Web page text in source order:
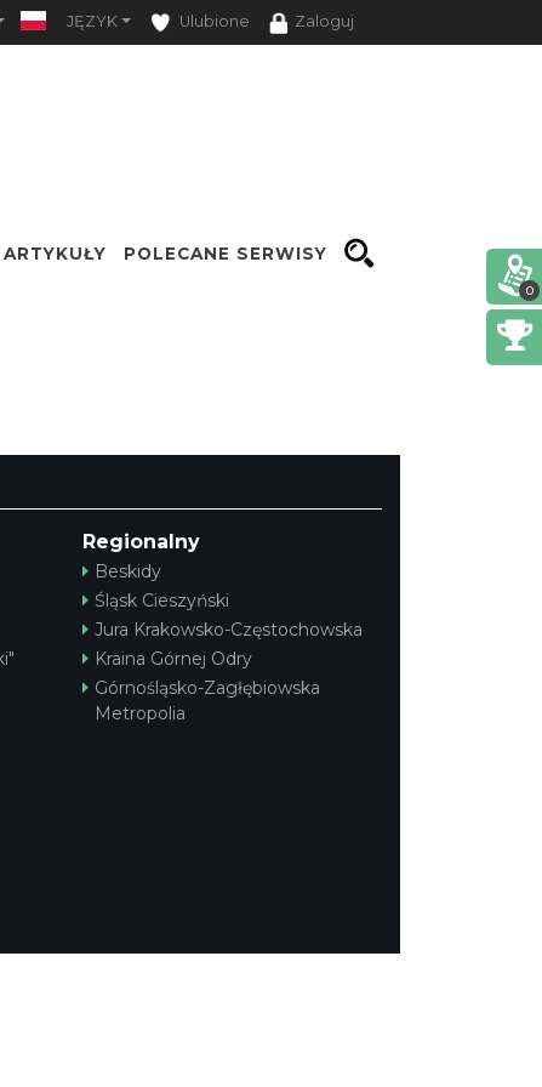
JĘZYK Ulubione Zaloguj
ARTYKUŁY POLECANE SERWISY
Regionalny
Beskidy
Śląsk Cieszyński
Jura Krakowsko-Częstochowska
Kraina Górnej Odry
Górnośląsko-Zagłębiowska
Metropolia
0